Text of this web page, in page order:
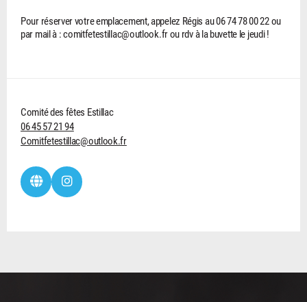
Pour réserver votre emplacement, appelez Régis au 06 74 78 00 22 ou
par mail à : comitfetestillac@outlook.fr ou rdv à la buvette le jeudi !
Comité des fêtes Estillac
06 45 57 21 94
Comitfetestillac@outlook.fr